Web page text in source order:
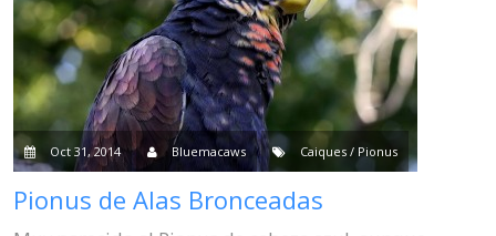
Oct 31, 2014 Bluemacaws Caiques / Pionus
Pionus de Alas Bronceadas